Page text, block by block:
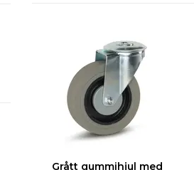
Grått gummihjul med